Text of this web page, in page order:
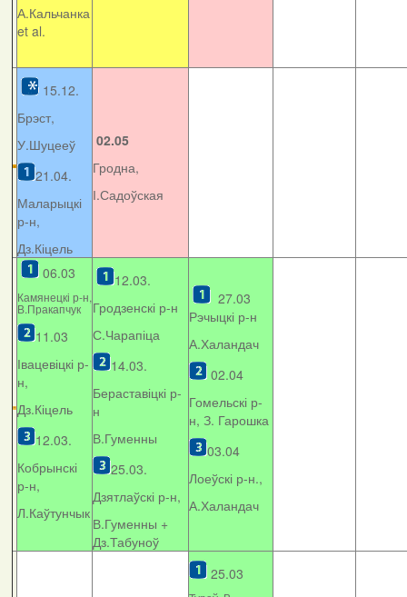
А.Кальчанка
et al.
15.12.
Брэст,
У.Шуцееў
21.04.
Маларыцкі
р-н,
Дз.Кіцель
02.05
Гродна,
І.Садоўская
06.03
Камянецкі р-н,
В.Пракапчук
11.03
Івацевіцкі р-
н,
Дз.Кіцель
12.03.
Кобрынскі
р-н,
Л.Каўтунчык
12.03.
Гродзенскі р-н
С.Чарапіца
14.03.
Бераставіцкі р-
н
В.Гуменны
25.03.
Дзятлаўскі р-н,
В.Гуменны +
Дз.Табуноў
27.03
Рэчыцкі р-н
А.Халандач
02.04
Гомельскі р-
н, З. Гарошка
03.04
Лоеўскі р-н.,
А.Халандач
25.03